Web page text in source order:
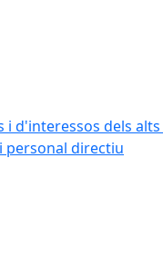
d'interessos dels
personal directiu